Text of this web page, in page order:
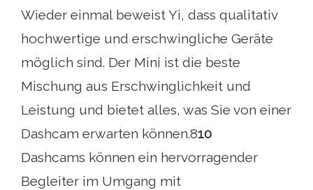
Wieder einmal beweist Yi, dass qualitativ
hochwertige und erschwingliche Geräte
möglich sind. Der Mini ist die beste
Mischung aus Erschwinglichkeit und
Leistung und bietet alles, was Sie von einer
Dashcam erwarten können.810
Dashcams können ein hervorragender
Begleiter im Umgang mit